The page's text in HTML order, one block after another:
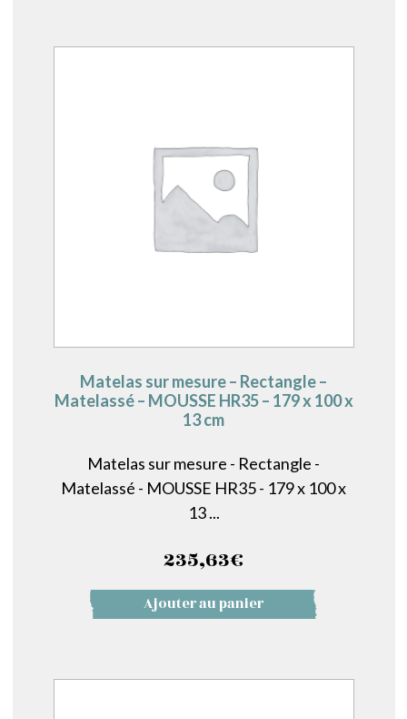
Matelas sur mesure – Rectangle –
Matelassé – MOUSSE HR35 – 179 x 100 x
13 cm
Matelas sur mesure - Rectangle -
Matelassé - MOUSSE HR35 - 179 x 100 x
13 ...
235,63€
Ajouter au panier